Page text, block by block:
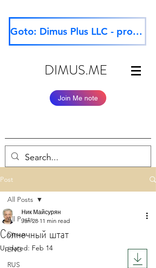
Goto: Dimus Plus LLC - professional website
DIMUS.ME
Join Me note
Post
All Posts
Dimus
ENG
RUS
All Posts
Солнечный штат
Ник Майсурян
Jan 28 11 min read
Updated: Feb 14